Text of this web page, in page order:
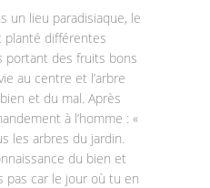
un lieu paradisiaque, le
planté différentes
portant des fruits bons
au centre et l’arbre
et du mal. Après
à l’homme : «
les arbres du jardin.
du bien et
pas car le jour où tu en